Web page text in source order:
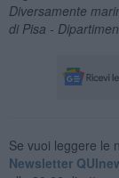
Diversamente
di Pisa -
Se vuoi leggere le
Newsletter